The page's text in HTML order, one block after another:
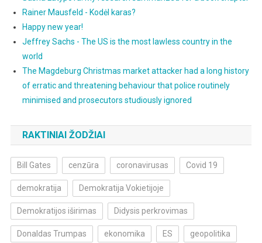
Rainer Mausfeld - Kodėl karas?
Happy new year!
Jeffrey Sachs - The US is the most lawless country in the
world
The Magdeburg Christmas market attacker had a long history
of erratic and threatening behaviour that police routinely
minimised and prosecutors studiously ignored
RAKTINIAI ŽODŽIAI
Bill Gates cenzūra coronavirusas Covid 19
demokratija Demokratija Vokietijoje
Demokratijos iširimas Didysis perkrovimas
Donaldas Trumpas ekonomika ES geopolitika